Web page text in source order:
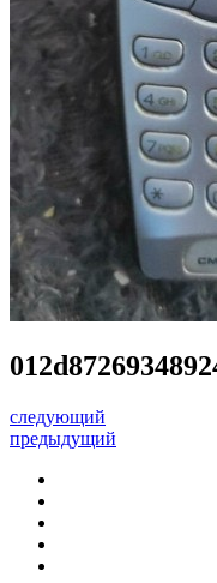
следующий
предыдущий